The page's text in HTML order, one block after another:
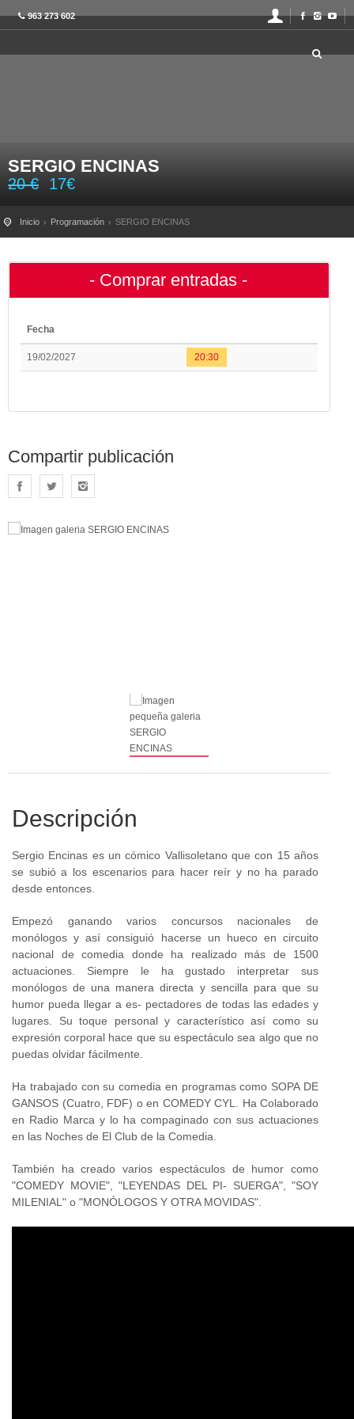
963 273 602
SERGIO ENCINAS
20€ 17€
Inicio Programación SERGIO ENCINAS
- Comprar entradas -
Fecha
19/02/2027 20:30
Compartir publicación
Descripción
Sergio Encinas es un cómico Vallisoletano que con 15 años
se subió a los escenarios para hacer reír y no ha parado
desde entonces.
Empezó ganando varios concursos nacionales de
monólogos y así consiguió hacerse un hueco en circuito
nacional de comedia donde ha realizado más de 1500
actuaciones. Siempre le ha gustado interpretar sus
monólogos de una manera directa y sencilla para que su
humor pueda llegar a es- pectadores de todas las edades y
lugares. Su toque personal y característico así como su
expresión corporal hace que su espectáculo sea algo que no
puedas olvidar fácilmente.
Ha trabajado con su comedia en programas como SOPA DE
GANSOS (Cuatro, FDF) o en COMEDY CYL. Ha Colaborado
en Radio Marca y lo ha compaginado con sus actuaciones
en las Noches de El Club de la Comedia.
También ha creado varios espectáculos de humor como
"COMEDY MOVIE", "LEYENDAS DEL PI- SUERGA", "SOY
MILENIAL" o "MONÓLOGOS Y OTRA MOVIDAS".